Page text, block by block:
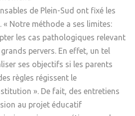
de Plein-Sud ont fixé les
« Notre méthode a ses limites:
les cas pathologiques relevant
pervers. En effet, un tel
ses objectifs si les parents
règles régissent le
». De fait, des entretiens
au projet éducatif